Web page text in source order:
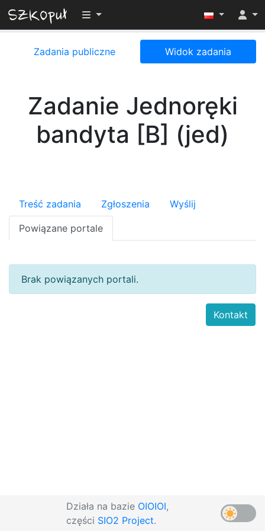
Przełącz widoczność menu
Zadania publiczne Widok zadania
Zadanie Jednoręki
bandyta [B] (jed)
Treść zadania Zgłoszenia Wyślij
Powiązane portale
Brak powiązanych portali.
Działa na bazie OIOIOI,
części SIO2 Project.
Kontakt